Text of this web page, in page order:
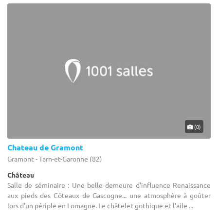
(0)
Chateau de Gramont
Gramont - Tarn-et-Garonne (82)
Château
Salle de séminaire : Une belle demeure d'influence Renaissance
aux pieds des Côteaux de Gascogne... une atmosphère à goûter
lors d'un périple en Lomagne. Le châtelet gothique et l'aile ...